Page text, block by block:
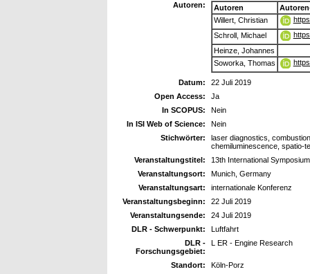
Autoren:
Autoren
Willert, Christian
Schroll, Michael
Heinze, Johannes
Soworka, Thomas
Datum:
22 Juli 2019
Open Access:
Ja
In SCOPUS:
Nein
In ISI Web of Science:
Nein
Stichwörter:
laser diagnostics,
chemiluminescence, spatio-
Veranstaltungstitel:
13th International
Veranstaltungsort:
Munich, Germany
Veranstaltungsart:
internationale Konferenz
Veranstaltungsbeginn:
22 Juli 2019
Veranstaltungsende:
24 Juli 2019
DLR - Schwerpunkt:
Luftfahrt
DLR -
Forschungsgebiet:
L ER - Engine Research
Standort:
Köln-Porz